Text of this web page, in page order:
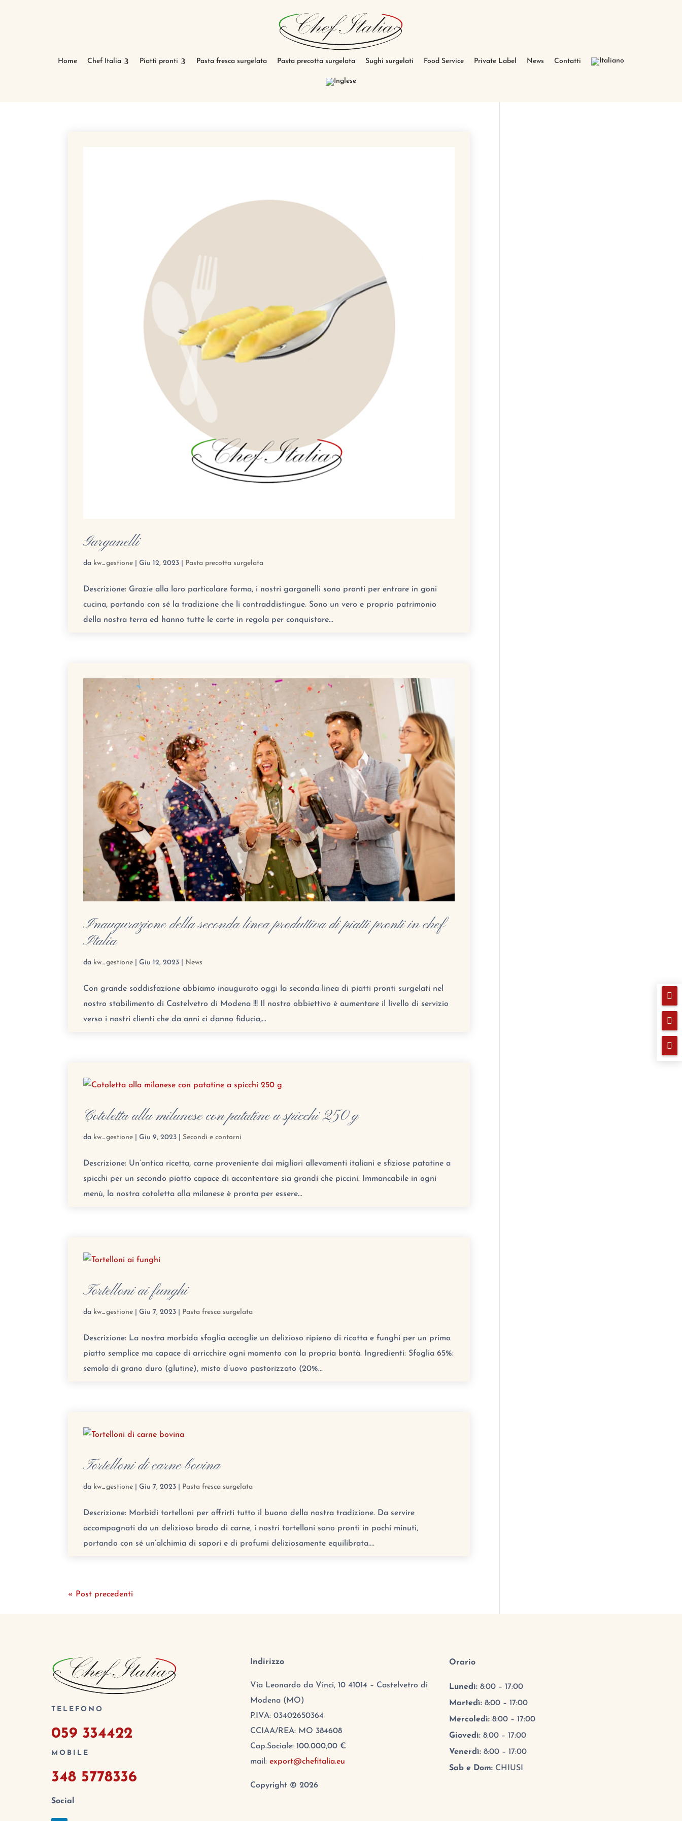
Home Chef Italia Piatti pronti Pasta fresca surgelata Pasta precotta surgelata Sughi surgelati Food Service Private Label News Contatti
Garganelli
da kw_gestione |Giu 12, 2023 Pasta precotta surgelata
Descrizione: Grazie alla loro particolare forma, i nostri garganelli sono pronti per entrare in goni
cucina, portando con sé la tradizione che li contraddistingue. Sono un vero e proprio patrimonio
della nostra terra ed hanno tutte le carte in regola per conquistare...
Inaugurazione della seconda linea produttiva di piatti pronti in chef
Italia
da kw_gestione |Giu 12, 2023 News
Con grande soddisfazione abbiamo inaugurato oggi la seconda linea di piatti pronti surgelati nel
nostro stabilimento di Castelvetro di Modena !!! Il nostro obbiettivo è aumentare il livello di servizio
verso i nostri clienti che da anni ci danno fiducia,...
Cotoletta alla milanese con patatine a spicchi 250 g
da kw_gestione |Giu 9, 2023 Secondi e contorni
Descrizione: Un’antica ricetta, carne proveniente dai migliori allevamenti italiani e sfiziose patatine a
spicchi per un secondo piatto capace di accontentare sia grandi che piccini. Immancabile in ogni
menù, la nostra cotoletta alla milanese è pronta per essere...
Tortelloni ai funghi
da kw_gestione |Giu 7, 2023 Pasta fresca surgelata
Descrizione: La nostra morbida sfoglia accoglie un delizioso ripieno di ricotta e funghi per un primo
piatto semplice ma capace di arricchire ogni momento con la propria bontà. Ingredienti: Sfoglia 65%:
semola di grano duro (glutine), misto d’uovo pastorizzato (20%...
Tortelloni di carne bovina
da kw_gestione |Giu 7, 2023 Pasta fresca surgelata
Descrizione: Morbidi tortelloni per offrirti tutto il buono della nostra tradizione. Da servire
accompagnati da un delizioso brodo di carne, i nostri tortelloni sono pronti in pochi minuti,
portando con sé un’alchimia di sapori e di profumi deliziosamente equilibrata....
« Post precedenti
TELEFONO
059 334422
MOBILE
348 5778336
Social
Indirizzo
Via Leonardo da Vinci, 10 41014 – Castelvetro di
Modena (MO)
P.IVA: 03402650364
CCIAA/REA: MO 384608
Cap.Sociale: 100.000,00 €
mail: export@chefitalia.eu
Copyright © 2026
Orario
Lunedì: 8:00 – 17:00
Martedì: 8:00 – 17:00
Mercoledì: 8:00 – 17:00
Giovedì: 8:00 – 17:00
Venerdì: 8:00 – 17:00
Sab e Dom: CHIUSI


